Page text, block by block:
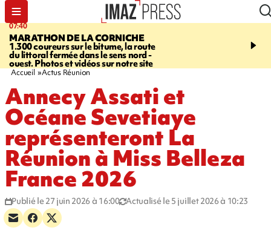
07:40
MARATHON DE LA CORNICHE
1.300 coureurs sur le bitume, la route
du littoral fermée dans le sens nord -
ouest. Photos et vidéos sur notre site
10:33
l’enfance - une
Accueil Actus Réunion
Annecy Assati et
Océane Sevetiaye
représenteront La
Réunion à Miss Belleza
France 2026
Publié le 27 juin 2026 à 16:00 Actualisé le 5 juillet 2026 à 10:23